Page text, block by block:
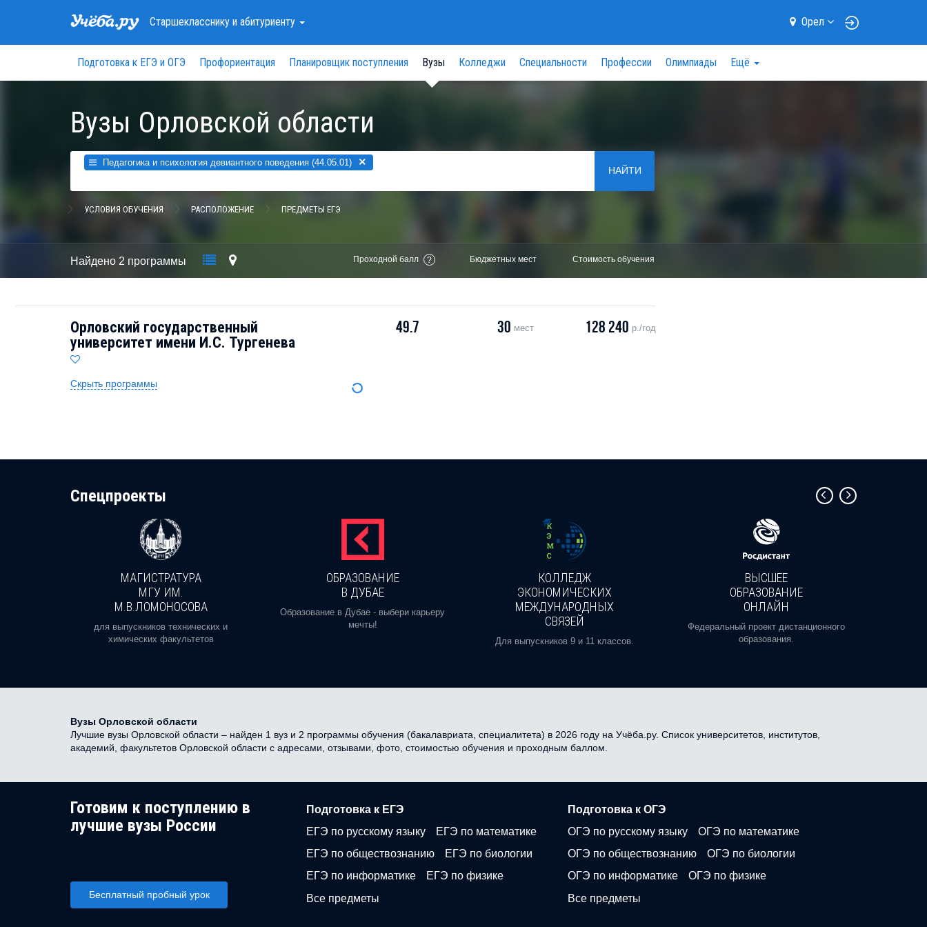
Старшеклассникуи абитуриенту Орел
Подготовка к ЕГЭ и ОГЭ Профориентация Планировщик поступления Вузы Колледжи Специальности Профессии Олимпиады Ещё
Вузы Орловской области
Педагогика и психология девиантного поведения (44.05.01) ×
НАЙТИ
УСЛОВИЯ ОБУЧЕНИЯ РАСПОЛОЖЕНИЕ ПРЕДМЕТЫ ЕГЭ
Найдено 2 программы Проходной балл ? Бюджетных мест Стоимость обучения
Орловский государственный
университет имени И.С. Тургенева
49.7 30 мест 128 240 р./год
Скрыть программы
Cпецпроекты
МАГИСТРАТУРА
МГУ ИМ.
М.В.ЛОМОНОСОВА
для выпускников технических и
химических факультетов
ОБРАЗОВАНИЕ
В ДУБАЕ
Образование в Дубае - выбери карьеру
мечты!
КОЛЛЕДЖ
ЭКОНОМИЧЕСКИХ
МЕЖДУНАРОДНЫХ
СВЯЗЕЙ
Для выпускников 9 и 11 классов.
ВЫСШЕЕ
ОБРАЗОВАНИЕ
ОНЛАЙН
Федеральный проект дистанционного
образования.
Вузы Орловской области
Лучшие вузы Орловской области – найден 1 вуз и 2 программы обучения (бакалавриата, специалитета) в 2026 году на Учёба.ру. Список университетов, институтов,
академий, факультетов Орловской области с адресами, отзывами, фото, стоимостью обучения и проходным баллом.
Готовим к поступлению в
лучшие вузы России
Бесплатный пробный урок
Подготовка к ЕГЭ
ЕГЭ по русскому языку
ЕГЭ по математике
ЕГЭ по обществознанию
ЕГЭ по биологии
ЕГЭ по информатике
ЕГЭ по физике
Все предметы
Подготовка к ОГЭ
ОГЭ по русскому языку
ОГЭ по математике
ОГЭ по обществознанию
ОГЭ по биологии
ОГЭ по информатике
ОГЭ по физике
Все предметы